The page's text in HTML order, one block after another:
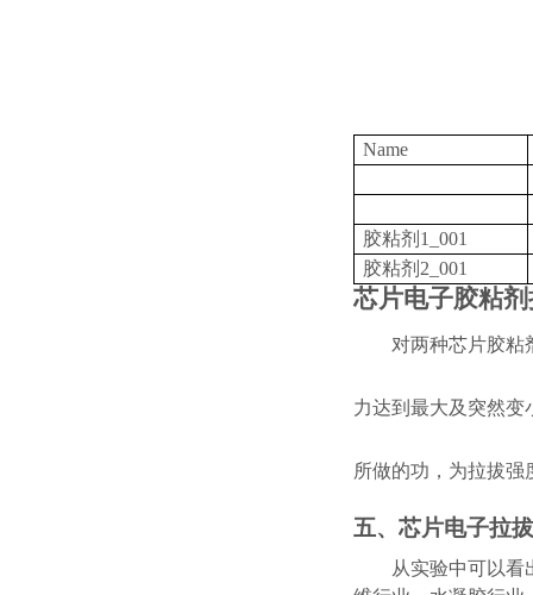
Name
胶粘剂 1_001
胶粘剂 2_001
芯片电子胶粘
对两种芯片胶粘
力达到最大及突然变
所做的功，为拉拔强
五、 芯片电子拉
从实验中可以看